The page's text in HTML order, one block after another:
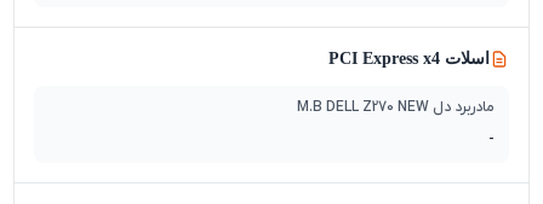
اسلات PCI Express x4
مادربرد دل M.B DELL Z270 NEW
-